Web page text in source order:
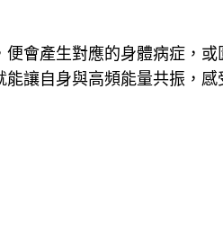
會產生對應的身體病症，
讓自身與高頻能量共振，